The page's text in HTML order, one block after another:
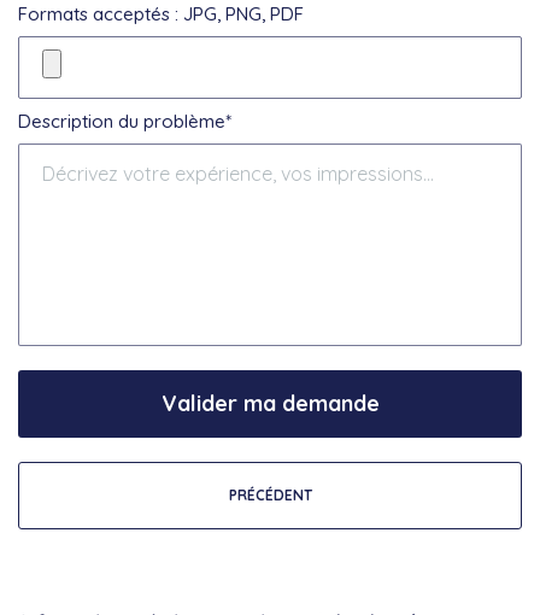
Formats acceptés : JPG, PNG, PDF
Description du problème*
PRÉCÉDENT
Valider ma demande